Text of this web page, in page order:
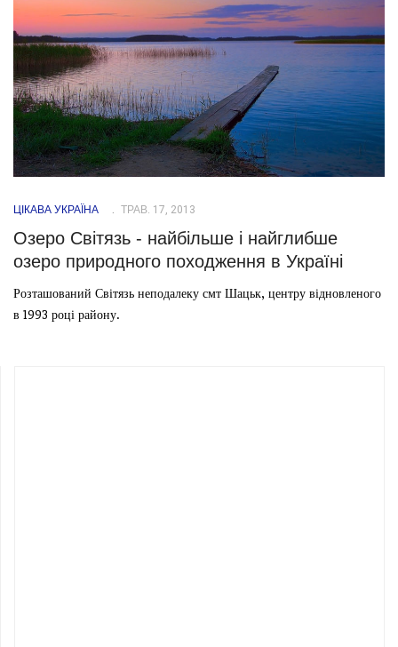
ЦІКАВА УКРАЇНА ТРАВ. 17, 2013
Озеро Світязь - найбільше і найглибше
озеро природного походження в Україні
Розташований Світязь неподалеку смт Шацьк, центру відновленого
в 1993 році району.